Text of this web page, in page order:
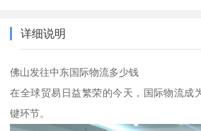
详细说明
佛山发往中东国际物流多少钱
在全球贸易日益繁荣的今天，国际物流成
键环节。